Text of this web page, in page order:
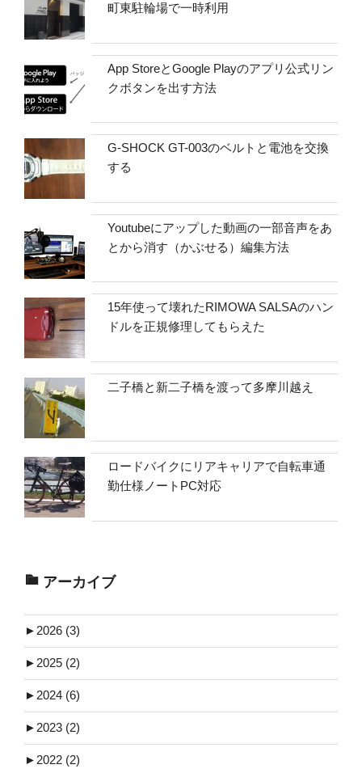
町東駐輪場で一時利用
App StoreとGoogle Playのアプリ公式リン
クボタンを出す方法
G-SHOCK GT-003のベルトと電池を交換
する
Youtubeにアップした動画の一部音声をあ
とから消す（かぶせる）編集方法
15年使って壊れたRIMOWA SALSAのハン
ドルを正規修理してもらえた
二子橋と新二子橋を渡って多摩川越え
ロードバイクにリアキャリアで自転車通
勤仕様ノートPC対応
アーカイブ
►2026 (3)
►2025 (2)
►2024 (6)
►2023 (2)
►2022 (2)